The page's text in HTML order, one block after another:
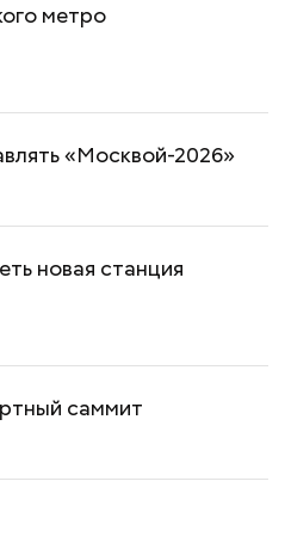
метро
«Москвой-2026»
новая станция
саммит
неделе августа